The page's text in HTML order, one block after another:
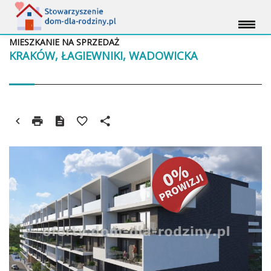
KRAKÓW, ŁAGIEWNIKI, WADOWICKA
MIESZKANIE NA SPRZEDAŻ